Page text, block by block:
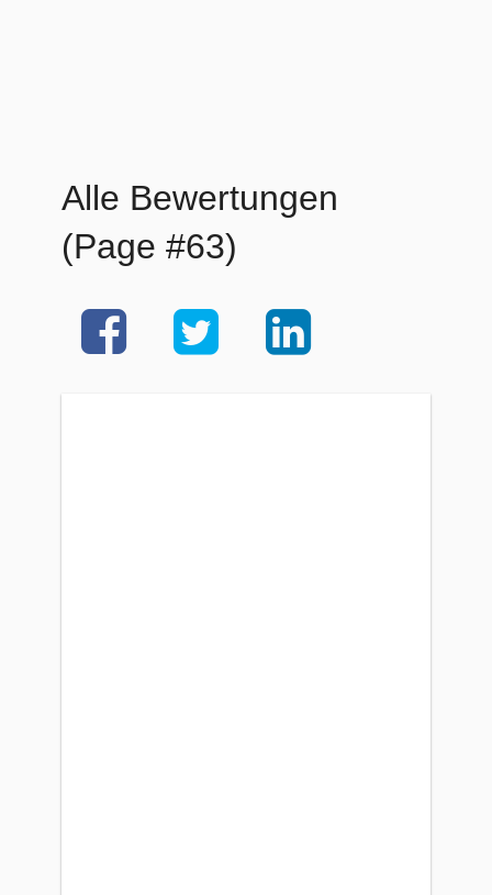
Alle Bewertungen
(Page #63)